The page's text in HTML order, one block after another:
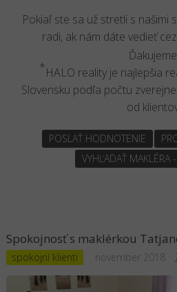
Pokiaľ ste sa už stretli s našimi
radi, ak nám dáte vedieť cez
*HALO reality je najlepšia
Slovensku podľa počtu
od
POSLAŤ HODNOTENIE
VYHĽADAŤ MAKLÉRA
Spokojnosť s maklérkou
spokojní klienti november 2018